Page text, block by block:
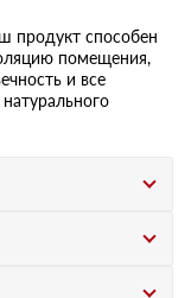
продукт способен
помещения,
и все